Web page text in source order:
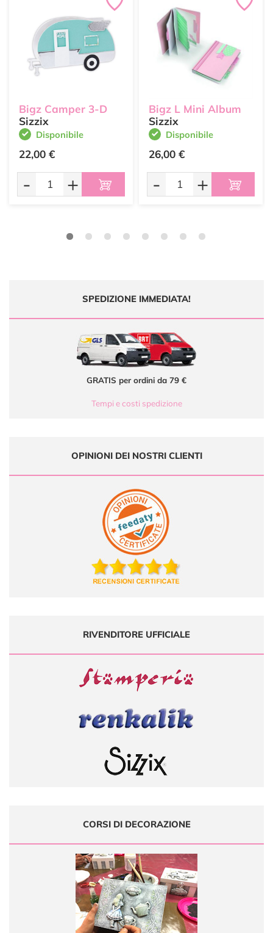
Bigz Camper 3-D
Sizzix
Disponibile
22,00 €
- +
Bigz L Mini Album
Sizzix
Disponibile
26,00 €
- +
SPEDIZIONE IMMEDIATA!
GRATIS per ordini da 79 €
Tempi e costi spedizione
OPINIONI DEI NOSTRI CLIENTI
RIVENDITORE UFFICIALE
CORSI DI DECORAZIONE